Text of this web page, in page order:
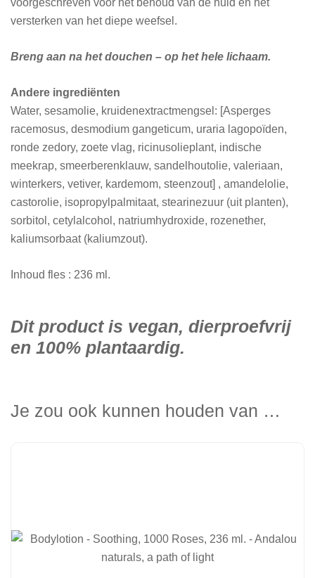
versterken van het diepe weefsel.
Breng aan na het douchen – op het hele lichaam.
Andere ingrediënten
Water, sesamolie, kruidenextractmengsel: [Asperges
racemosus, desmodium gangeticum, uraria lagopoïden,
ronde zedory, zoete vlag, ricinusolieplant, indische
meekrap, smeerberenklauw, sandelhoutolie, valeriaan,
winterkers, vetiver, kardemom, steenzout] , amandelolie,
castorolie, isopropylpalmitaat, stearinezuur (uit planten),
sorbitol, cetylalcohol, natriumhydroxide, rozenether,
kaliumsorbaat (kaliumzout).
Inhoud fles : 236 ml.
Dit product is vegan, dierproefvrij
en 100% plantaardig.
Je zou ook kunnen houden van …